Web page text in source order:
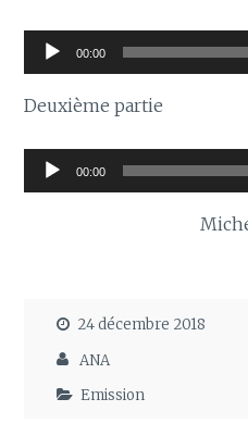
Lecteur
audio
00:00
Deuxième partie
Lecteur
audio
00:00
24 décembre 2018
ANA
Emission